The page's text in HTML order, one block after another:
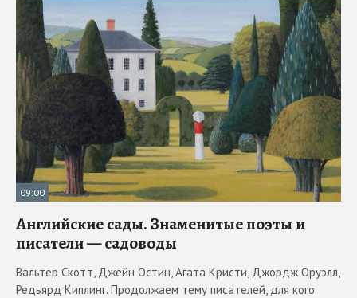
09:00
Английские сады. Знаменитые поэты и
писатели — садоводы
Вальтер Скотт, Джейн Остин, Агата Кристи, Джордж Оруэлл,
Редьярд Киплинг. Продолжаем тему писателей, для кого